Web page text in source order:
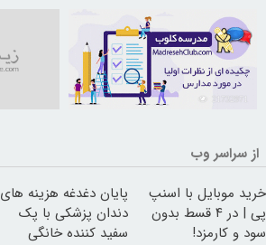
از سراسر وب
خرید موبایل با اسنپ
پی | در ۴ قسط بدون
سود و کارمزد!
پایان دغدغه هزینه های
دندان پزشکی با پک
سفید کننده خانگی